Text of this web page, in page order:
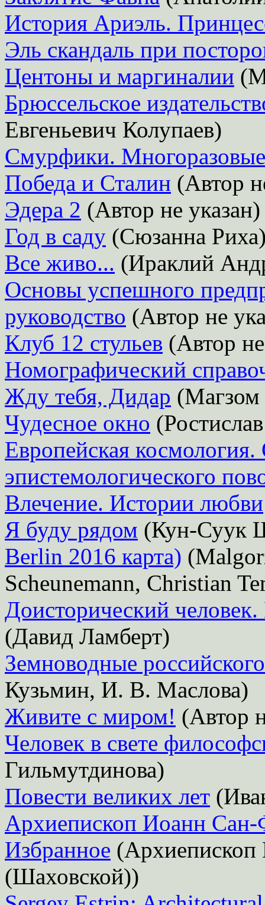
История Ариэль.
Эль скандаль при
Центоны и маргиналии
Брюссельское
Евгеньевич Колупаев)
Смурфики.
Победа и Сталин (Автор
Эдера 2 (Автор не указан)
Год в саду (Сюзанна
Все живо... (Ираклий
Основы успешного
руководство (Автор не
Клуб 12 стульев (Автор
Номографический
Жду тебя, Дидар (Магзом
Чудесное окно
Европейская
эпистемологического
Влечение. Истории любви
Я буду рядом (Кун-Суук
Berlin 2016 карта)
Scheunemann, Christian
Доисторический
(Давид Ламберт)
Земноводные
Кузьмин, И. В. Маслова)
Живите с миром! (Автор
Человек в свете
Гильмутдинова)
Повести великих лет
Архиепископ Иоанн
Избранное
(Шаховской))